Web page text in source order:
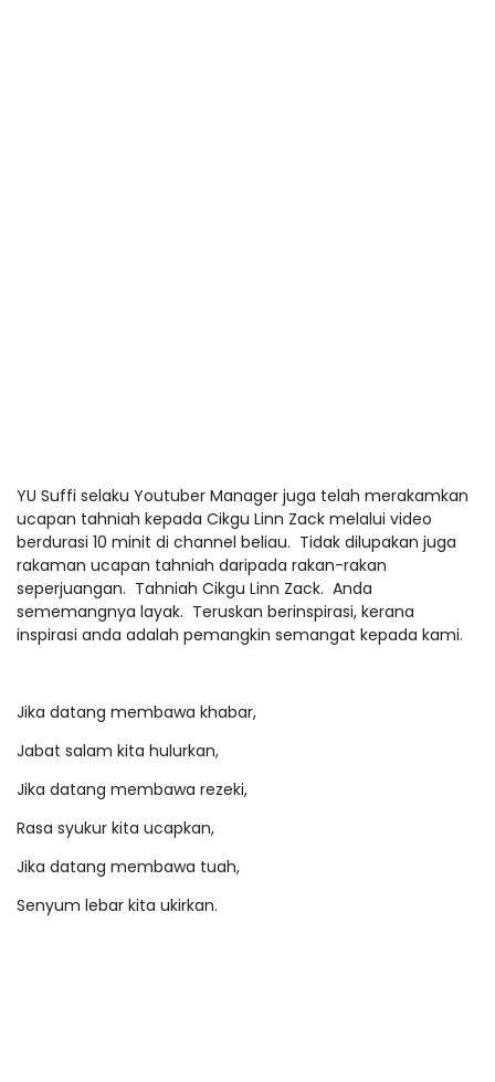
YU Suffi selaku Youtuber Manager juga telah merakamkan
ucapan tahniah kepada Cikgu Linn Zack melalui video
berdurasi 10 minit di channel beliau. Tidak dilupakan juga
rakaman ucapan tahniah daripada rakan-rakan
seperjuangan. Tahniah Cikgu Linn Zack. Anda
sememangnya layak. Teruskan berinspirasi, kerana
inspirasi anda adalah pemangkin semangat kepada kami.
Jika datang membawa khabar,
Jabat salam kita hulurkan,
Jika datang membawa rezeki,
Rasa syukur kita ucapkan,
Jika datang membawa tuah,
Senyum lebar kita ukirkan.